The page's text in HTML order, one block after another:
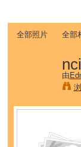
全部照片 全部
由